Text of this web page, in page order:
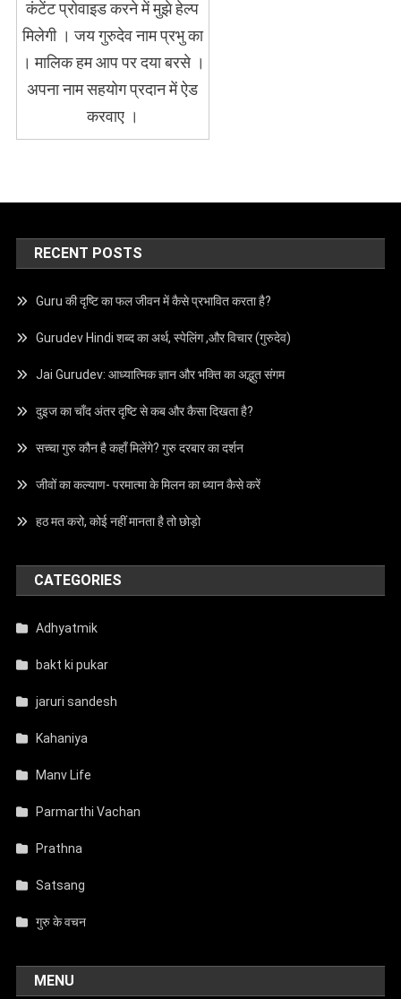
कंटेंट प्रोवाइड करने में मुझे हेल्प
मिलेगी । जय गुरुदेव नाम प्रभु का
। मालिक हम आप पर दया बरसे ।
अपना नाम सहयोग प्रदान में ऐड
करवाए ।
RECENT POSTS
Guru की दृष्टि का फल जीवन में कैसे प्रभावित करता है?
Gurudev Hindi शब्द का अर्थ, स्पेलिंग ,और विचार (गुरुदेव)
Jai Gurudev: आध्यात्मिक ज्ञान और भक्ति का अद्भुत संगम
दुइज का चाँद अंतर दृष्टि से कब और कैसा दिखता है?
सच्चा गुरु कौन है कहाँ मिलेंगे? गुरु दरबार का दर्शन
जीवों का कल्याण- परमात्मा के मिलन का ध्यान कैसे करें
हठ मत करो, कोई नहीं मानता है तो छोड़ो
CATEGORIES
Adhyatmik
bakt ki pukar
jaruri sandesh
Kahaniya
Manv Life
Parmarthi Vachan
Prathna
Satsang
गुरु के वचन
MENU